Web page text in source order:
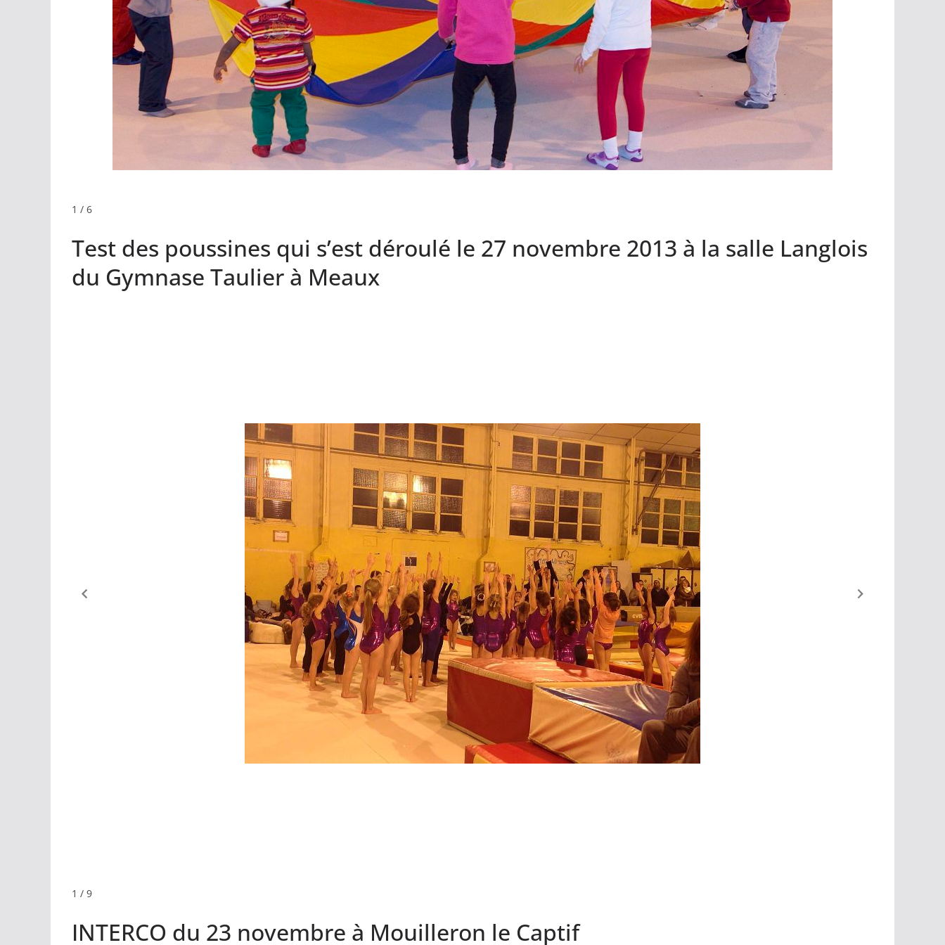
1 / 6
Test des poussines qui s’est déroulé le 27 novembre 2013 à la salle Langlois
du Gymnase Taulier à Meaux
1 / 9
INTERCO du 23 novembre à Mouilleron le Captif